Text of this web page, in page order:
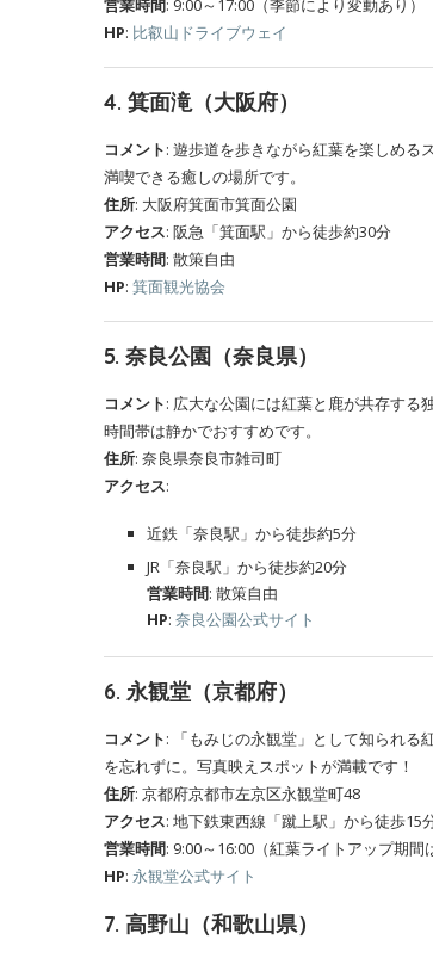
営業時間: 9:00～17:00（季節により変動あり）
HP: 比叡山ドライブウェイ
4. 箕面滝（大阪府）
コメント: 遊歩道を歩きながら紅葉を楽しめる
満喫できる癒しの場所です。
住所: 大阪府箕面市箕面公園
アクセス: 阪急「箕面駅」から徒歩約30分
営業時間: 散策自由
HP: 箕面観光協会
5. 奈良公園（奈良県）
コメント: 広大な公園には紅葉と鹿が共存する
時間帯は静かでおすすめです。
住所: 奈良県奈良市雑司町
アクセス:
近鉄「奈良駅」から徒歩約5分
JR「奈良駅」から徒歩約20分
営業時間: 散策自由
HP: 奈良公園公式サイト
6. 永観堂（京都府）
コメント: 「もみじの永観堂」として知られる
を忘れずに。写真映えスポットが満載です！
住所: 京都府京都市左京区永観堂町48
アクセス: 地下鉄東西線「蹴上駅」から徒歩15
営業時間: 9:00～16:00（紅葉ライトアップ期間
HP: 永観堂公式サイト
7. 高野山（和歌山県）